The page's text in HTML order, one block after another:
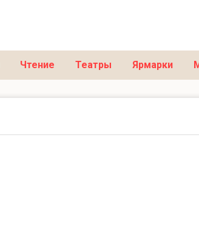
Чтение Театры Ярмарки